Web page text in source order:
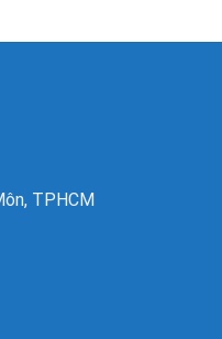
TPHCM